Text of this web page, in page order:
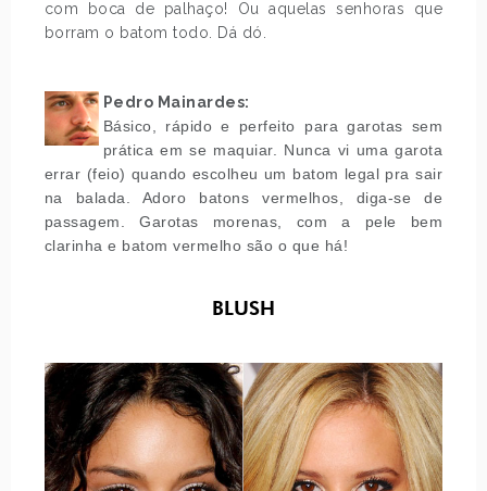
com boca de palhaço! Ou aquelas senhoras que
borram o batom todo. Dá dó.
Pedro Mainardes:
Básico, rápido e perfeito para garotas sem
prática em se maquiar. Nunca vi uma garota
errar (feio) quando escolheu um batom legal pra sair
na balada. Adoro batons vermelhos, diga-se de
passagem. Garotas morenas, com a pele bem
clarinha e batom vermelho são o que há!
BLUSH